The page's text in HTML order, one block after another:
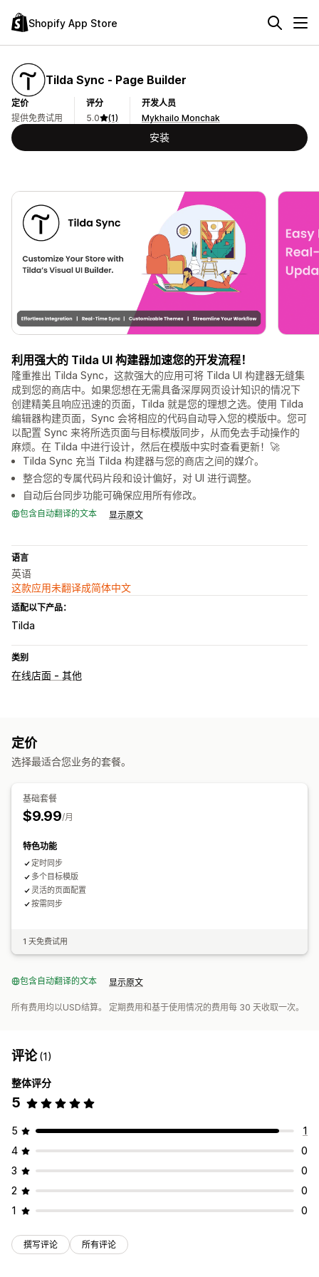
Shopify App Store
Tilda Sync ‑ Page Builder
定价
提供免费试用
评分
5.0
(1)
开发人员
Mykhailo Monchak
安装
利用强大的 Tilda UI 构建器加速您的开发流程！
隆重推出 Tilda Sync，这款强大的应用可将 Tilda UI 构建器无缝集
成到您的商店中。如果您想在无需具备深厚网页设计知识的情况下
创建精美且响应迅速的页面，Tilda 就是您的理想之选。使用 Tilda
编辑器构建页面，Sync 会将相应的代码自动导入您的模版中。您可
以配置 Sync 来将所选页面与目标模版同步，从而免去手动操作的
麻烦。在 Tilda 中进行设计，然后在模版中实时查看更新！🚀
Tilda Sync 充当 Tilda 构建器与您的商店之间的媒介。
整合您的专属代码片段和设计偏好，对 UI 进行调整。
自动后台同步功能可确保应用所有修改。
包含自动翻译的文本 显示原文
语言
英语
这款应用未翻译成简体中文
适配以下产品：
Tilda
类别
在线店面 - 其他
定价
选择最适合您业务的套餐。
基础套餐
$9.99/月
特色功能
定时同步
多个目标模版
灵活的页面配置
按需同步
1 天免费试用
包含自动翻译的文本 显示原文
所有费用均以USD结算。 定期费用和基于使用情况的费用每 30 天收取一次。
评论(1)
整体评分
5
5
1
4
0
3
0
2
0
1
0
撰写评论 所有评论